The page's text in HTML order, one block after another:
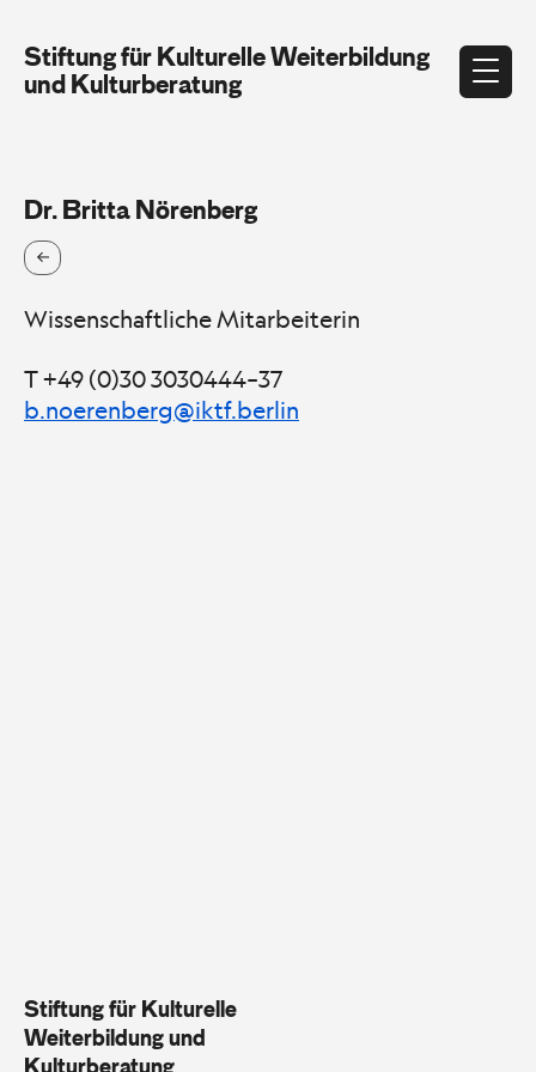
Stiftung für Kulturelle Weiterbildung
und Kulturberatung
Dr. Britta Nörenberg
Wissenschaftliche Mitarbeiterin
T +49 (0)30 3030444–37
b.noerenberg@iktf.berlin
Stiftung für Kulturelle
Weiterbildung und
Kulturberatung